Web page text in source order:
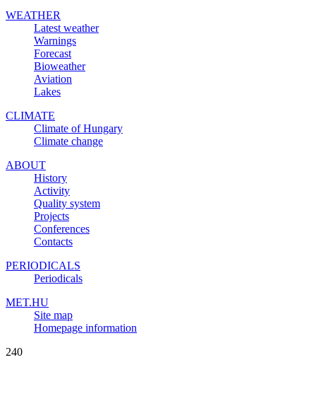
WEATHER
Latest weather
Warnings
Forecast
Bioweather
Aviation
Lakes
CLIMATE
Climate of Hungary
Climate change
ABOUT
History
Activity
Quality system
Projects
Conferences
Contacts
PERIODICALS
Periodicals
MET.HU
Site map
Homepage information
240